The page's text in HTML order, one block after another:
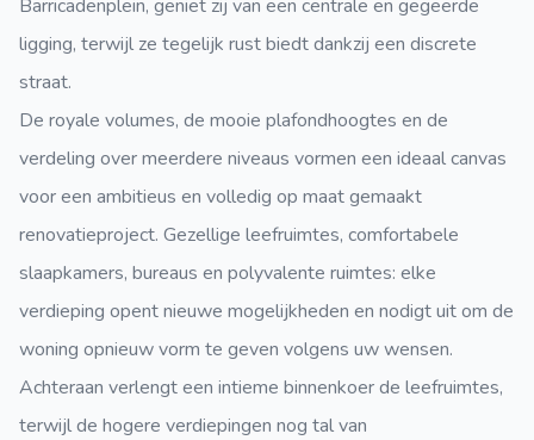
Barricadenplein, geniet zij van een centrale en gegeerde
ligging, terwijl ze tegelijk rust biedt dankzij een discrete
straat.
De royale volumes, de mooie plafondhoogtes en de
verdeling over meerdere niveaus vormen een ideaal canvas
voor een ambitieus en volledig op maat gemaakt
renovatieproject. Gezellige leefruimtes, comfortabele
slaapkamers, bureaus en polyvalente ruimtes: elke
verdieping opent nieuwe mogelijkheden en nodigt uit om de
woning opnieuw vorm te geven volgens uw wensen.
Achteraan verlengt een intieme binnenkoer de leefruimtes,
terwijl de hogere verdiepingen nog tal van